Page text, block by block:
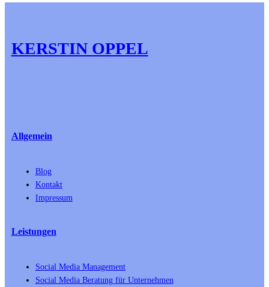
KERSTIN OPPEL
Allgemein
Blog
Kontakt
Impressum
Leistungen
Social Media Management
Social Media Beratung für Unternehmen